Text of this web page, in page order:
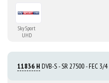
Sky Sport
UHD
11836 H DVB-S - SR 27500 - FEC 3/4